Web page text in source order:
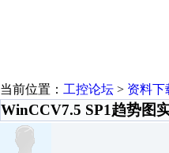
当前位置： 工控论坛 > 资料下
WinCCV7.5 SP1趋势图